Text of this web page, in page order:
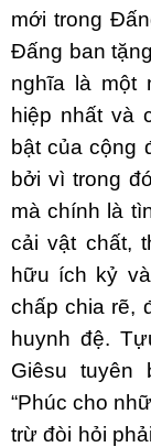
mới trong
Ðấng ban
nghĩa là một
hiệp nhất và
bật của cộng
bởi vì trong
mà chính là
cải vật chất,
hữu ích kỷ
chấp chia rẽ,
huynh đệ.
Giêsu tuyên
“Phúc cho
trừ đòi hỏi